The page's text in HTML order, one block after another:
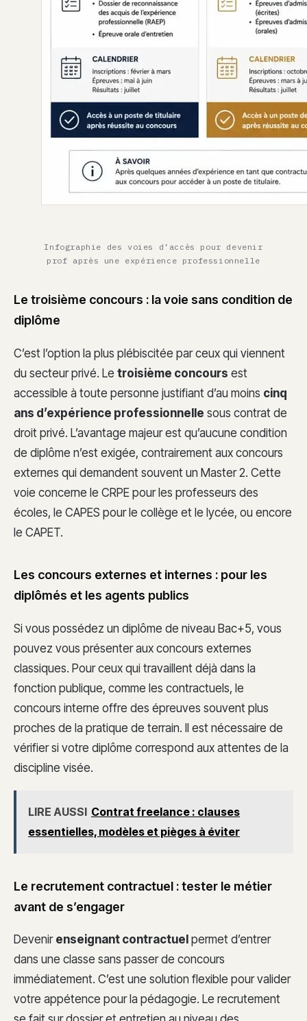
Infographie des voies d’accès pour devenir
prof après une expérience professionnelle
Le troisième concours : la voie sans condition de
diplôme
C’est l’option la plus plébiscitée par ceux qui viennent
du secteur privé. Le troisième concours est
accessible à toute personne justifiant d’au moins cinq
ans d’expérience professionnelle sous contrat de
droit privé. L’avantage majeur est qu’aucune condition
de diplôme n’est exigée, contrairement aux concours
externes qui demandent souvent un Master 2. Cette
voie concerne le CRPE pour les professeurs des
écoles, le CAPES pour le collège et le lycée, ou encore
le CAPET.
Les concours externes et internes : pour les
diplômés et les agents publics
Si vous possédez un diplôme de niveau Bac+5, vous
pouvez vous présenter aux concours externes
classiques. Pour ceux qui travaillent déjà dans la
fonction publique, comme les contractuels, le
concours interne offre des épreuves souvent plus
proches de la pratique de terrain. Il est nécessaire de
vérifier si votre diplôme correspond aux attentes de la
discipline visée.
LIRE AUSSI Contrat freelance : clauses
essentielles, modèles et pièges à éviter
Le recrutement contractuel : tester le métier
avant de s’engager
Devenir enseignant contractuel permet d’entrer
dans une classe sans passer de concours
immédiatement. C’est une solution flexible pour valider
votre appétence pour la pédagogie. Le recrutement